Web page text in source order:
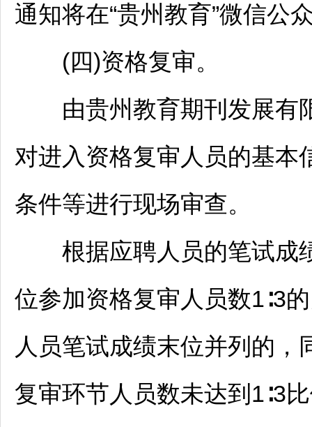
通知将在“贵州教育”微信公
(四)资格复审。
由贵州教育期刊发展有
对进入资格复审人员的基本
条件等进行现场审查。
根据应聘人员的笔试成
位参加资格复审人员数1∶3
人员笔试成绩末位并列的
复审环节人员数未达到1∶3